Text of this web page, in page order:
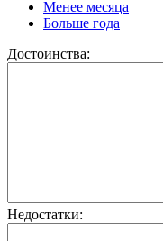
Менее месяца
Больше года
Достоинства:
Недостатки: